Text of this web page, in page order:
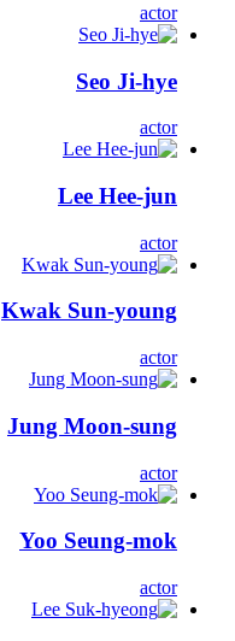
actor
Seo Ji-hye
actor
Lee Hee-jun
actor
Kwak Sun-young
actor
Jung Moon-sung
actor
Yoo Seung-mok
actor